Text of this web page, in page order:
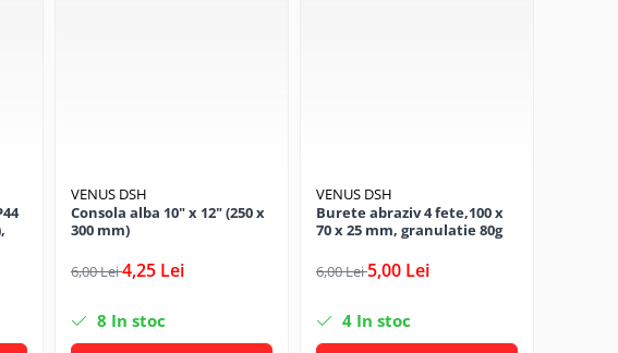
VENUS DSH
Consola alba 10" x 12" (250 x
300 mm)
6,00 Lei4,25 Lei
8 In stoc
VENUS DSH
Burete abraziv 4 fete,100 x
70 x 25 mm, granulatie 80g
6,00 Lei5,00 Lei
4 In stoc